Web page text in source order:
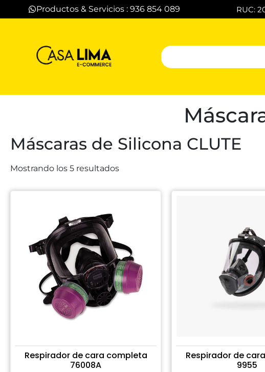
Productos & Servicios : 936 854 089 RUC:
Máscaras de Silicona CLUTE
Mostrando los 5 resultados
Respirador de cara completa
76008A
Respirador de
9955